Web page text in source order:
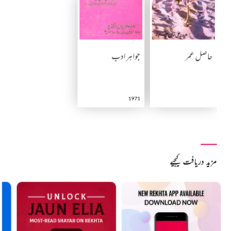
حاصل عمر جواہر ادب
1971
مزید دریافت کیجیے